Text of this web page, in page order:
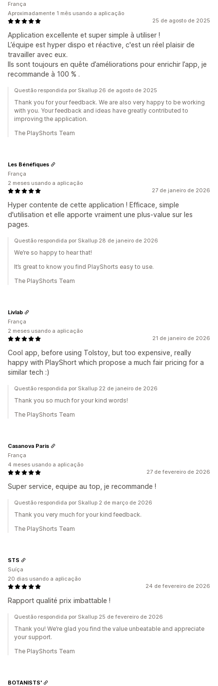
25 de agosto de 2025
Application excellente et super simple à utiliser !
L’équipe est hyper dispo et réactive, c'est un réel plaisir de
travailler avec eux.
Ils sont toujours en quête d’améliorations pour enrichir l’app, je
recommande à 100 % .
França
Aproximadamente 1 mês usando a aplicação
Questão respondida por Skallup 26 de agosto de 2025
Thank you for your feedback. We are also very happy to be working
with you. Your feedback and ideas have greatly contributed to
improving the application.
The PlayShorts Team
27 de janeiro de 2026
Hyper contente de cette application ! Efficace, simple
d'utilisation et elle apporte vraiment une plus-value sur les
pages.
Les Bénéfiques
França
2 meses usando a aplicação
Questão respondida por Skallup 28 de janeiro de 2026
We’re so happy to hear that!
It’s great to know you find PlayShorts easy to use.
The PlayShorts Team
21 de janeiro de 2026
Cool app, before using Tolstoy, but too expensive, really
happy with PlayShort which propose a much fair pricing for a
similar tech :)
Livlab
França
2 meses usando a aplicação
Questão respondida por Skallup 22 de janeiro de 2026
Thank you so much for your kind words!
The PlayShorts Team
27 de fevereiro de 2026
Super service, equipe au top, je recommande !
Casanova Paris
França
4 meses usando a aplicação
Questão respondida por Skallup 2 de março de 2026
Thank you very much for your kind feedback.
The PlayShorts Team
24 de fevereiro de 2026
Rapport qualité prix imbattable !
STS
Suíça
20 dias usando a aplicação
Questão respondida por Skallup 25 de fevereiro de 2026
Thank you! We’re glad you find the value unbeatable and appreciate
your support.
The PlayShorts Team
BOTANISTS'